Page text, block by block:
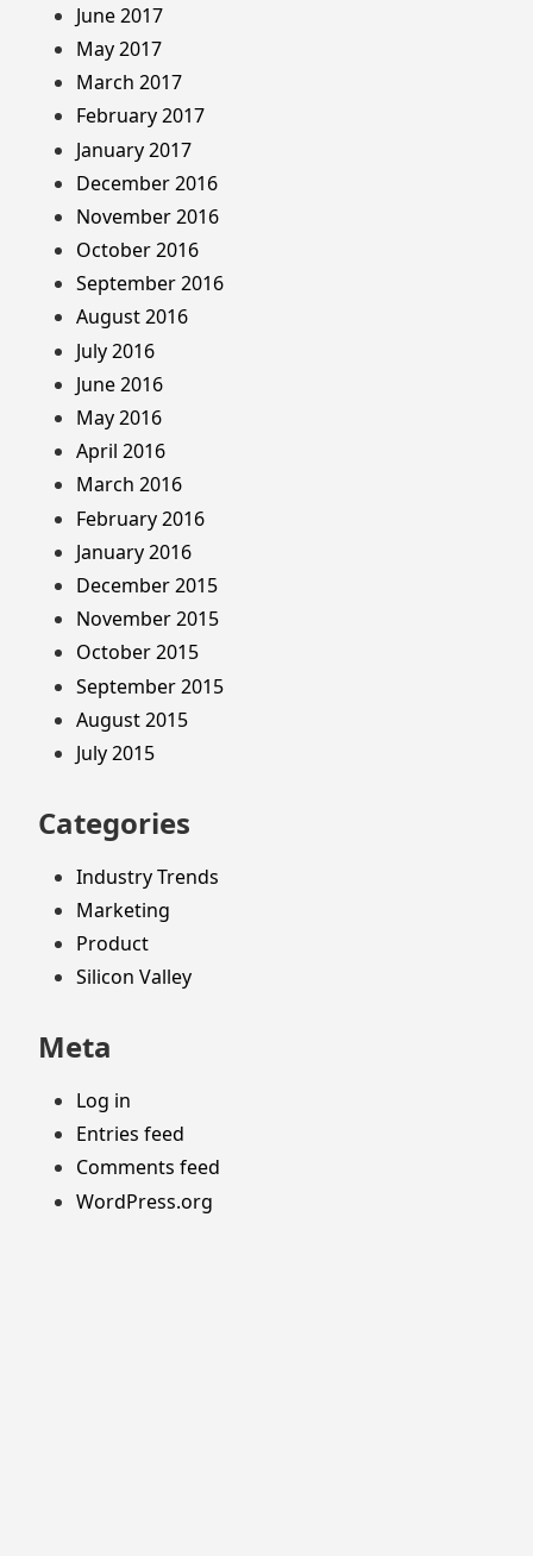
June 2017
May 2017
March 2017
February 2017
January 2017
December 2016
November 2016
October 2016
September 2016
August 2016
July 2016
June 2016
May 2016
April 2016
March 2016
February 2016
January 2016
December 2015
November 2015
October 2015
September 2015
August 2015
July 2015
Categories
Industry Trends
Marketing
Product
Silicon Valley
Meta
Log in
Entries feed
Comments feed
WordPress.org